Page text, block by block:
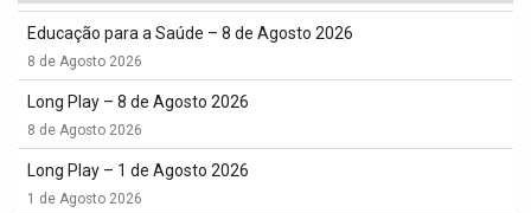
Educação para a Saúde – 8 de Agosto 2026
8 de Agosto 2026
Long Play – 8 de Agosto 2026
8 de Agosto 2026
Long Play – 1 de Agosto 2026
1 de Agosto 2026